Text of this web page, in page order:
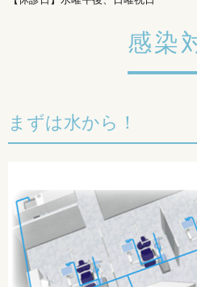
感染
まずは水から！